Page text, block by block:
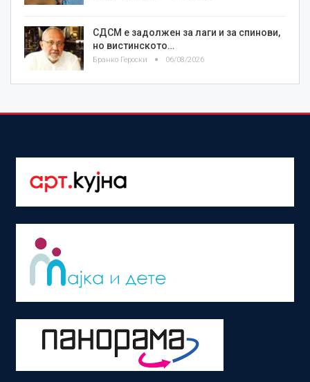
СДСМ е задолжен за лаги и за спинови,
но вистинското…
Бранко Героски 06/08/2026